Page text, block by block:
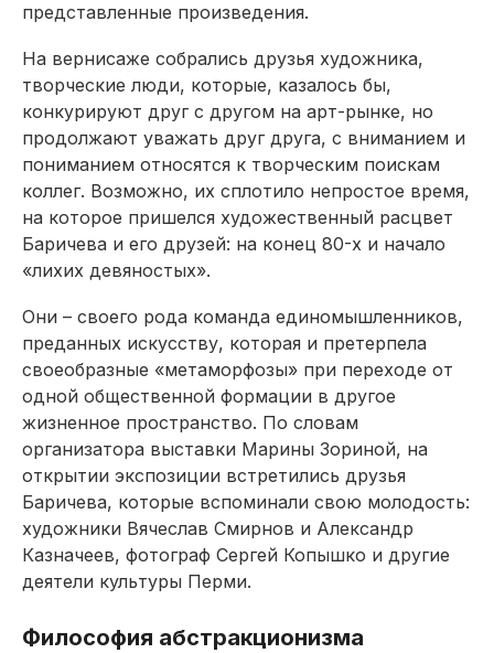
представленные произведения.
На вернисаже собрались друзья художника,
творческие люди, которые, казалось бы,
конкурируют друг с другом на арт-рынке, но
продолжают уважать друг друга, с вниманием и
пониманием относятся к творческим поискам
коллег. Возможно, их сплотило непростое время,
на которое пришелся художественный расцвет
Баричева и его друзей: на конец 80-х и начало
«лихих девяностых».
Они – своего рода команда единомышленников,
преданных искусству, которая и претерпела
своеобразные «метаморфозы» при переходе от
одной общественной формации в другое
жизненное пространство. По словам
организатора выставки Марины Зориной, на
открытии экспозиции встретились друзья
Баричева, которые вспоминали свою молодость:
художники Вячеслав Смирнов и Александр
Казначеев, фотограф Сергей Копышко и другие
деятели культуры Перми.
Философия абстракционизма